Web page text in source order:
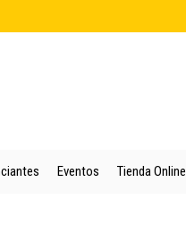
Eventos Tienda Online
Colección Puntos de Venta